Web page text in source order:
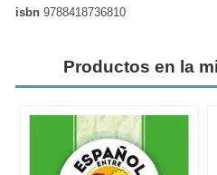
isbn 9788418736810
Productos en la